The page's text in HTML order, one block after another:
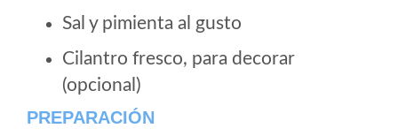
Sal y pimienta al gusto
Cilantro fresco, para decorar
(opcional)
PREPARACIÓN